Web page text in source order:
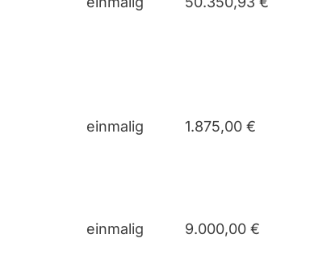
einmalig 1.875,00 €
einmalig 9.000,00 €